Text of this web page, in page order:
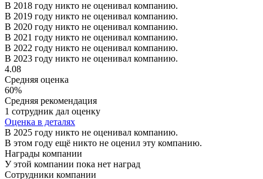
В 2018 году никто не оценивал компанию.
В 2019 году никто не оценивал компанию.
В 2020 году никто не оценивал компанию.
В 2021 году никто не оценивал компанию.
В 2022 году никто не оценивал компанию.
В 2023 году никто не оценивал компанию.
4.08
Средняя оценка
60%
Средняя рекомендация
1 сотрудник дал оценку
Оценка в деталях
В 2025 году никто не оценивал компанию.
В этом году ещё никто не оценил эту компанию.
Награды компании
У этой компании пока нет наград
Сотрудники компании